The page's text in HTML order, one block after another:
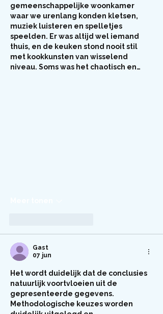
gemeenschappelijke woonkamer
waar we urenlang konden kletsen,
muziek luisteren en spelletjes
speelden. Er was altijd wel iemand
thuis, en de keuken stond nooit stil
met kookkunsten van wisselend
niveau. Soms was het chaotisch en…
Gast
07 jun
Het wordt duidelijk dat de conclusies
natuurlijk voortvloeien uit de
gepresenteerde gegevens.
Methodologische keuzes worden